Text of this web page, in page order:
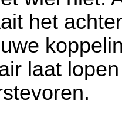
het
laat